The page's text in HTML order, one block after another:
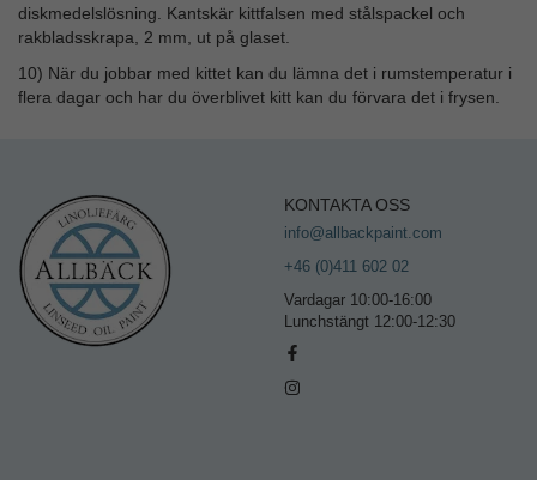
diskmedelslösning. Kantskär kittfalsen med stålspackel och
rakbladsskrapa, 2 mm, ut på glaset.
10) När du jobbar med kittet kan du lämna det i rumstemperatur i
flera dagar och har du överblivet kitt kan du förvara det i frysen.
KONTAKTA OSS
info@allbackpaint.com
+46 (0)411 602 02
Vardagar 10:00-16:00
Lunchstängt 12:00-12:30